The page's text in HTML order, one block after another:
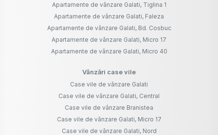
Apartamente de vânzare Galati, Tiglina 1
Apartamente de vânzare Galati, Faleza
Apartamente de vânzare Galati, Bd. Cosbuc
Apartamente de vânzare Galati, Micro 17
Apartamente de vânzare Galati, Micro 40
Vânzări case vile
Case vile de vânzare Galati
Case vile de vânzare Galati, Central
Case vile de vânzare Branistea
Case vile de vânzare Galati, Micro 17
Case vile de vânzare Galati, Nord